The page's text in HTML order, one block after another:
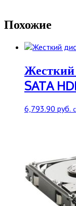
Похожие
Жесткий
SATA
6,793.90 руб.